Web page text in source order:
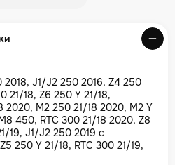
J1/J2 250 2016, Z4 250
21/18, Z6 250 Y 21/18,
2020, M2 250 21/18 2020, M2 Y
450, RTC 300 21/18 2020, Z8
19, J1/J2 250 2019 с
250 Y 21/18, RTC 300 21/19,